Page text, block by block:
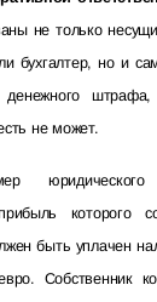
не только
бухгалтер, но и
денежного
не может.
прибыль которого
быть уплачен
Собственник